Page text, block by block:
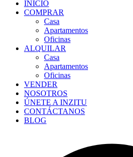
INICIO
COMPRAR
Casa
Apartamentos
Oficinas
ALQUILAR
Casa
Apartamentos
Oficinas
VENDER
NOSOTROS
ÚNETE A INZITU
CONTÁCTANOS
BLOG